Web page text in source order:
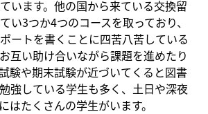
います。他の国から来ている交換留
い3つか4つのコースを取っており、
ートを書くことに四苦八苦している
互い助け合いながら課題を進めたり
験や期末試験が近づいてくると図書
強している学生も多く、土日や深夜
はたくさんの学生がいます。